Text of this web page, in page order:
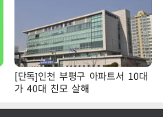
[단독]인천 부평구 아파트서 10대
가 40대 친모 살해